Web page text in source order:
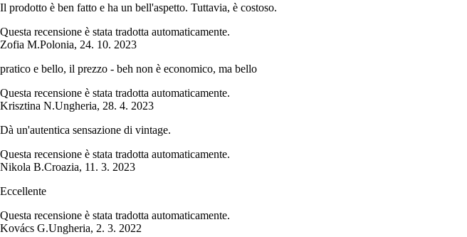
Il prodotto è ben fatto e ha un bell'aspetto. Tuttavia, è costoso.
Questa recensione è stata tradotta automaticamente.
Zofia M.Polonia, 24. 10. 2023
pratico e bello, il prezzo - beh non è economico, ma bello
Questa recensione è stata tradotta automaticamente.
Krisztina N.Ungheria, 28. 4. 2023
Dà un'autentica sensazione di vintage.
Questa recensione è stata tradotta automaticamente.
Nikola B.Croazia, 11. 3. 2023
Eccellente
Questa recensione è stata tradotta automaticamente.
Kovács G.Ungheria, 2. 3. 2022